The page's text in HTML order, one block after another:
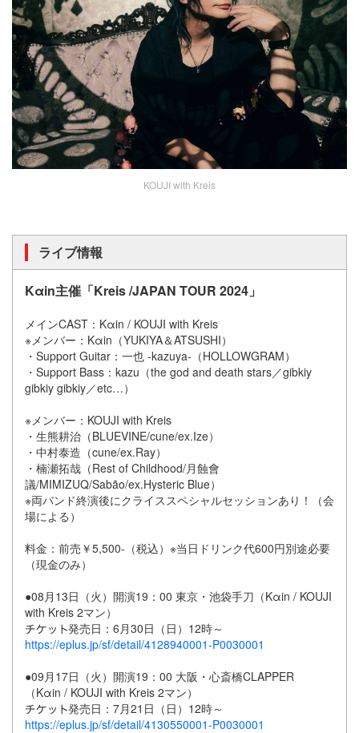
KOUJI with Kreis
ライブ情報
Kαin主催「Kreis /JAPAN TOUR 2024」
メインCAST：Kαin / KOUJI with Kreis
※メンバー：Kαin（YUKIYA＆ATSUSHI）
・Support Guitar：一也 -kazuya-（HOLLOWGRAM）
・Support Bass：kazu（the god and death stars／gibkiy
gibkiy gibkiy／etc…）
※メンバー：KOUJI with Kreis
・生熊耕治（BLUEVINE/cune/ex.Ize）
・中村泰造（cune/ex.Ray）
・楠瀬拓哉（Rest of Childhood/月蝕會
議/MIMIZUQ/Sabão/ex.Hysteric Blue）
※両バンド終演後にクライススペシャルセッションあり！（会
場による）
料金：前売￥5,500-（税込）※当日ドリンク代600円別途必要
（現金のみ）
●08月13日（火）開演19：00 東京・池袋手刀（Kαin / KOUJI
with Kreis 2マン）
発売日：6月30日（日）12時～
https://eplus.jp/sf/detail/4128940001-P0030001
●09月17日（火）開演19：00 大阪・心斎橋CLAPPER
（Kαin / KOUJI with Kreis 2マン）
発売日：7月21日（日）12時～
https://eplus.jp/sf/detail/4130550001-P0030001